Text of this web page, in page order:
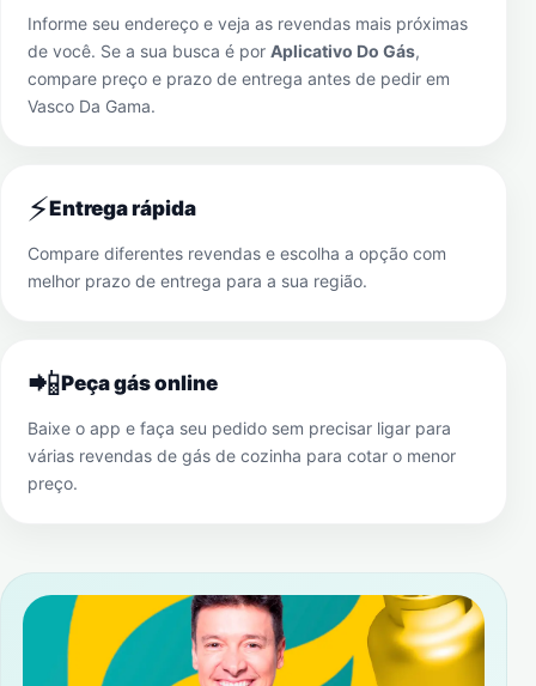
Informe seu endereço e veja as revendas mais próximas
de você. Se a sua busca é por Aplicativo Do Gás,
compare preço e prazo de entrega antes de pedir em
Vasco Da Gama.
⚡Entrega rápida
Compare diferentes revendas e escolha a opção com
melhor prazo de entrega para a sua região.
📲Peça gás online
Baixe o app e faça seu pedido sem precisar ligar para
várias revendas de gás de cozinha para cotar o menor
preço.